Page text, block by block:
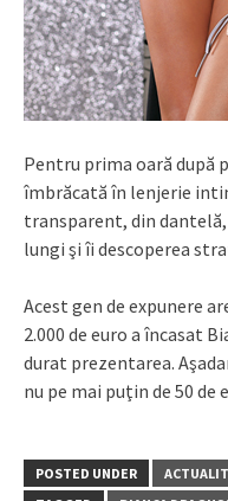
Pentru prima oară după
îmbrăcată în lenjerie
transparent, din
lungi şi îi descoperea
Acest gen de expunere
2.000 de euro a încasat
durat prezentarea.
nu pe mai puţin de 50 de
POSTED UNDER